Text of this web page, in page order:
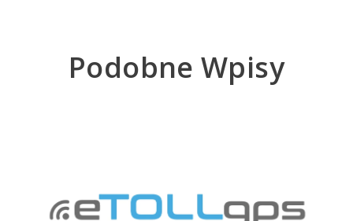
Podobne Wpisy